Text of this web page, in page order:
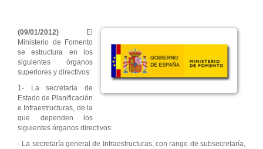
(09/01/2012)
El
Ministerio de Fomento
se estructura en los
siguientes órganos
superiores y directivos:
1- La secretaría de
Estado de Planificación
e Infraestructuras, de la
que dependen los
siguientes órganos directivos:
- La secretaría general de Infraestructuras, con rango de subsecretaría,